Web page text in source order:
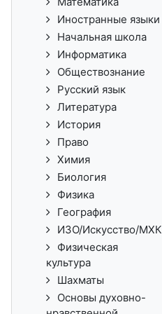
Иностранные языки
Начальная школа
Информатика
Обществознание
Русский язык
Литература
История
Право
Химия
Биология
Физика
География
ИЗО/Искусство/МХК
Физическая
культура
Шахматы
Основы духовно-